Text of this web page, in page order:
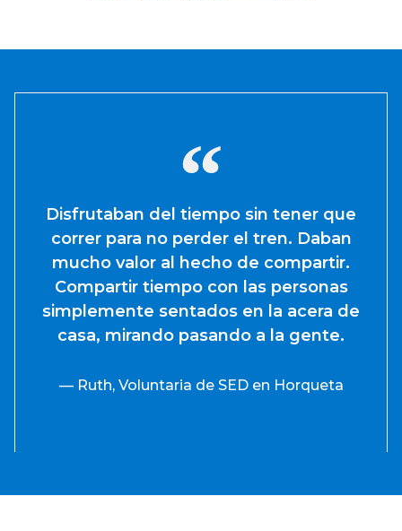
Disfrutaban del tiempo sin tener que
correr para no perder el tren. Daban
mucho valor al hecho de compartir.
Compartir tiempo con las personas
simplemente sentados en la acera de
casa, mirando pasando a la gente.
— Ruth, Voluntaria de SED en Horqueta